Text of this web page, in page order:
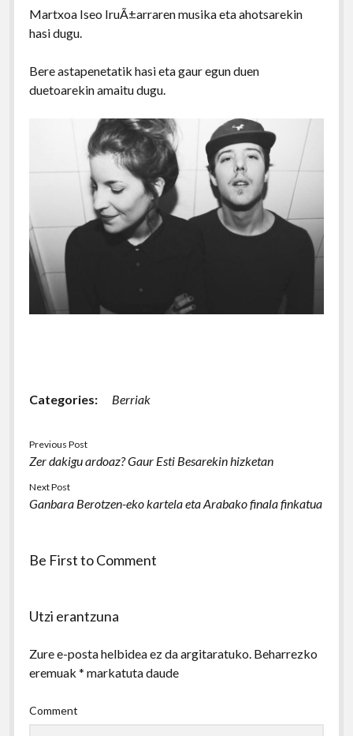
Martxoa Iseo IruÃ±arraren musika eta ahotsarekin
hasi dugu.
Bere astapenetatik hasi eta gaur egun duen
duetoarekin amaitu dugu.
Categories: Berriak
Previous Post
Zer dakigu ardoaz? Gaur Esti Besarekin hizketan
Next Post
Ganbara Berotzen-eko kartela eta Arabako finala finkatua
Be First to Comment
Utzi erantzuna
Zure e-posta helbidea ez da argitaratuko. Beharrezko
eremuak * markatuta daude
Comment